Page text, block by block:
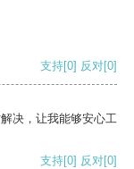
支持[0] 反对[0]
决，让我能够安心工
支持[0] 反对[0]